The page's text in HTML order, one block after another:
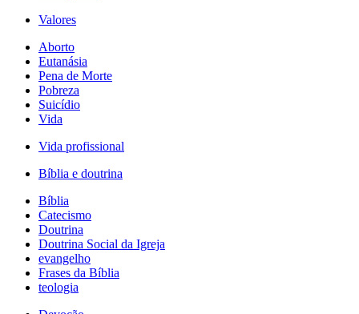
Valores
Aborto
Eutanásia
Pena de Morte
Pobreza
Suicídio
Vida
Vida profissional
Bíblia e doutrina
Bíblia
Catecismo
Doutrina
Doutrina Social da Igreja
evangelho
Frases da Bíblia
teologia